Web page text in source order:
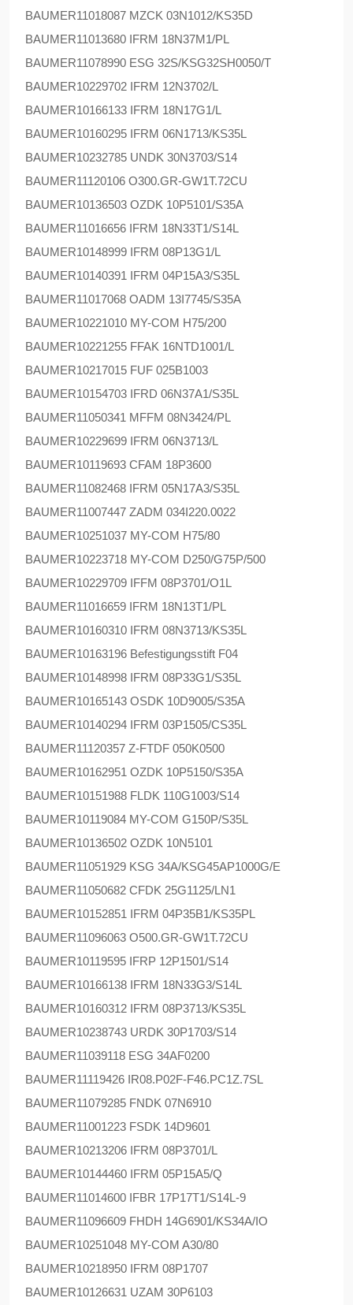
BAUMER11018087 MZCK 03N1012/KS35D
BAUMER11013680 IFRM 18N37M1/PL
BAUMER11078990 ESG 32S/KSG32SH0050/T
BAUMER10229702 IFRM 12N3702/L
BAUMER10166133 IFRM 18N17G1/L
BAUMER10160295 IFRM 06N1713/KS35L
BAUMER10232785 UNDK 30N3703/S14
BAUMER11120106 O300.GR-GW1T.72CU
BAUMER10136503 OZDK 10P5101/S35A
BAUMER11016656 IFRM 18N33T1/S14L
BAUMER10148999 IFRM 08P13G1/L
BAUMER10140391 IFRM 04P15A3/S35L
BAUMER11017068 OADM 13I7745/S35A
BAUMER10221010 MY-COM H75/200
BAUMER10221255 FFAK 16NTD1001/L
BAUMER10217015 FUF 025B1003
BAUMER10154703 IFRD 06N37A1/S35L
BAUMER11050341 MFFM 08N3424/PL
BAUMER10229699 IFRM 06N3713/L
BAUMER10119693 CFAM 18P3600
BAUMER11082468 IFRM 05N17A3/S35L
BAUMER11007447 ZADM 034I220.0022
BAUMER10251037 MY-COM H75/80
BAUMER10223718 MY-COM D250/G75P/500
BAUMER10229709 IFFM 08P3701/O1L
BAUMER11016659 IFRM 18N13T1/PL
BAUMER10160310 IFRM 08N3713/KS35L
BAUMER10163196 Befestigungsstift F04
BAUMER10148998 IFRM 08P33G1/S35L
BAUMER10165143 OSDK 10D9005/S35A
BAUMER10140294 IFRM 03P1505/CS35L
BAUMER11120357 Z-FTDF 050K0500
BAUMER10162951 OZDK 10P5150/S35A
BAUMER10151988 FLDK 110G1003/S14
BAUMER10119084 MY-COM G150P/S35L
BAUMER10136502 OZDK 10N5101
BAUMER11051929 KSG 34A/KSG45AP1000G/E
BAUMER11050682 CFDK 25G1125/LN1
BAUMER10152851 IFRM 04P35B1/KS35PL
BAUMER11096063 O500.GR-GW1T.72CU
BAUMER10119595 IFRP 12P1501/S14
BAUMER10166138 IFRM 18N33G3/S14L
BAUMER10160312 IFRM 08P3713/KS35L
BAUMER10238743 URDK 30P1703/S14
BAUMER11039118 ESG 34AF0200
BAUMER11119426 IR08.P02F-F46.PC1Z.7SL
BAUMER11079285 FNDK 07N6910
BAUMER11001223 FSDK 14D9601
BAUMER10213206 IFRM 08P3701/L
BAUMER10144460 IFRM 05P15A5/Q
BAUMER11014600 IFBR 17P17T1/S14L-9
BAUMER11096609 FHDH 14G6901/KS34A/IO
BAUMER10251048 MY-COM A30/80
BAUMER10218950 IFRM 08P1707
BAUMER10126631 UZAM 30P6103